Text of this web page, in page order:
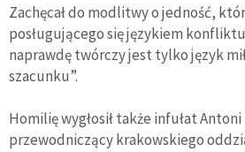
Zachęcał do modlitwy o jedność,
posługującego się językiem
naprawdę twórczy jest tylko język
szacunku”.
Homilię wygłosił także infułat
przewodniczący krakowskiego